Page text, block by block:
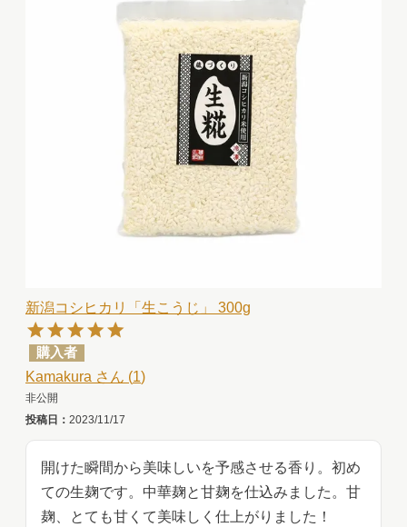
新潟コシヒカリ「生こうじ」 300g
購入者
Kamakura
1
非公開
投稿日
2023/11/17
開けた瞬間から美味しいを予感させる香り。初め
ての生麹です。中華麹と甘麹を仕込みました。甘
麹、とても甘くて美味しく仕上がりました！